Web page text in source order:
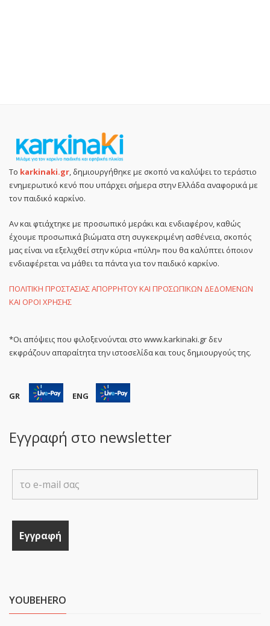
Το karkinaki.gr, δημιουργήθηκε με σκοπό να καλύψει το τεράστιο
ενημερωτικό κενό που υπάρχει σήμερα στην Ελλάδα αναφορικά με
τον παιδικό καρκίνο.
Αν και φτιάχτηκε με προσωπικό μεράκι και ενδιαφέρον, καθώς
έχουμε προσωπικά βιώματα στη συγκεκριμένη ασθένεια, σκοπός
μας είναι να εξελιχθεί στην κύρια «πύλη» που θα καλύπτει όποιον
ενδιαφέρεται να μάθει τα πάντα για τον παιδικό καρκίνο.
ΠΟΛΙΤΙΚΗ ΠΡΟΣΤΑΣΙΑΣ ΑΠΟΡΡΗΤΟΥ ΚΑΙ ΠΡΟΣΩΠΙΚΩΝ ΔΕΔΟΜΕΝΩΝ
ΚΑΙ ΟΡΟΙ ΧΡΗΣΗΣ
*Οι απόψεις που φιλοξενούνται στο www.karkinaki.gr δεν
εκφράζουν απαραίτητα την ιστοσελίδα και τους δημιουργούς της.
GR ENG
Εγγραφή στο newsletter
YOUBEHERO